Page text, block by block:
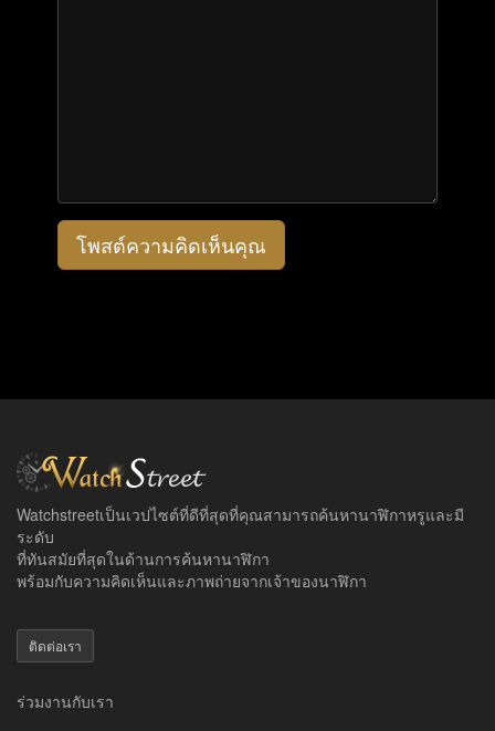
โพสต์ความคิดเห็นคุณ
Watchstreetเป็นเวปไซต์ที่ดีที่สุดที่คุณสามารถค้นหานาฬิกาหรูและมี
ระดับ
ที่ทันสมัยที่สุดในด้านการค้นหานาฬิกา
พร้อมกับความคิดเห็นและภาพถ่ายจากเจ้าของนาฬิกา
ติดต่อเรา
ร่วมงานกับเรา